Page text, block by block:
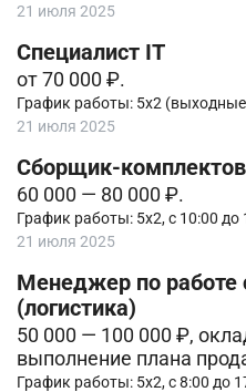
21 июля 2025
Cпециалист IT
от 70 000 ₽.
График работы: 5х2
21 июля 2025
Сборщик-
60 000 — 80 000 ₽.
График работы: 5х2, с 10:00 до
21 июля 2025
Менеджер по работе
(логистика)
50 000 — 100 000 ₽,
выполнение плана
График работы: 5х2, с 8:00 до